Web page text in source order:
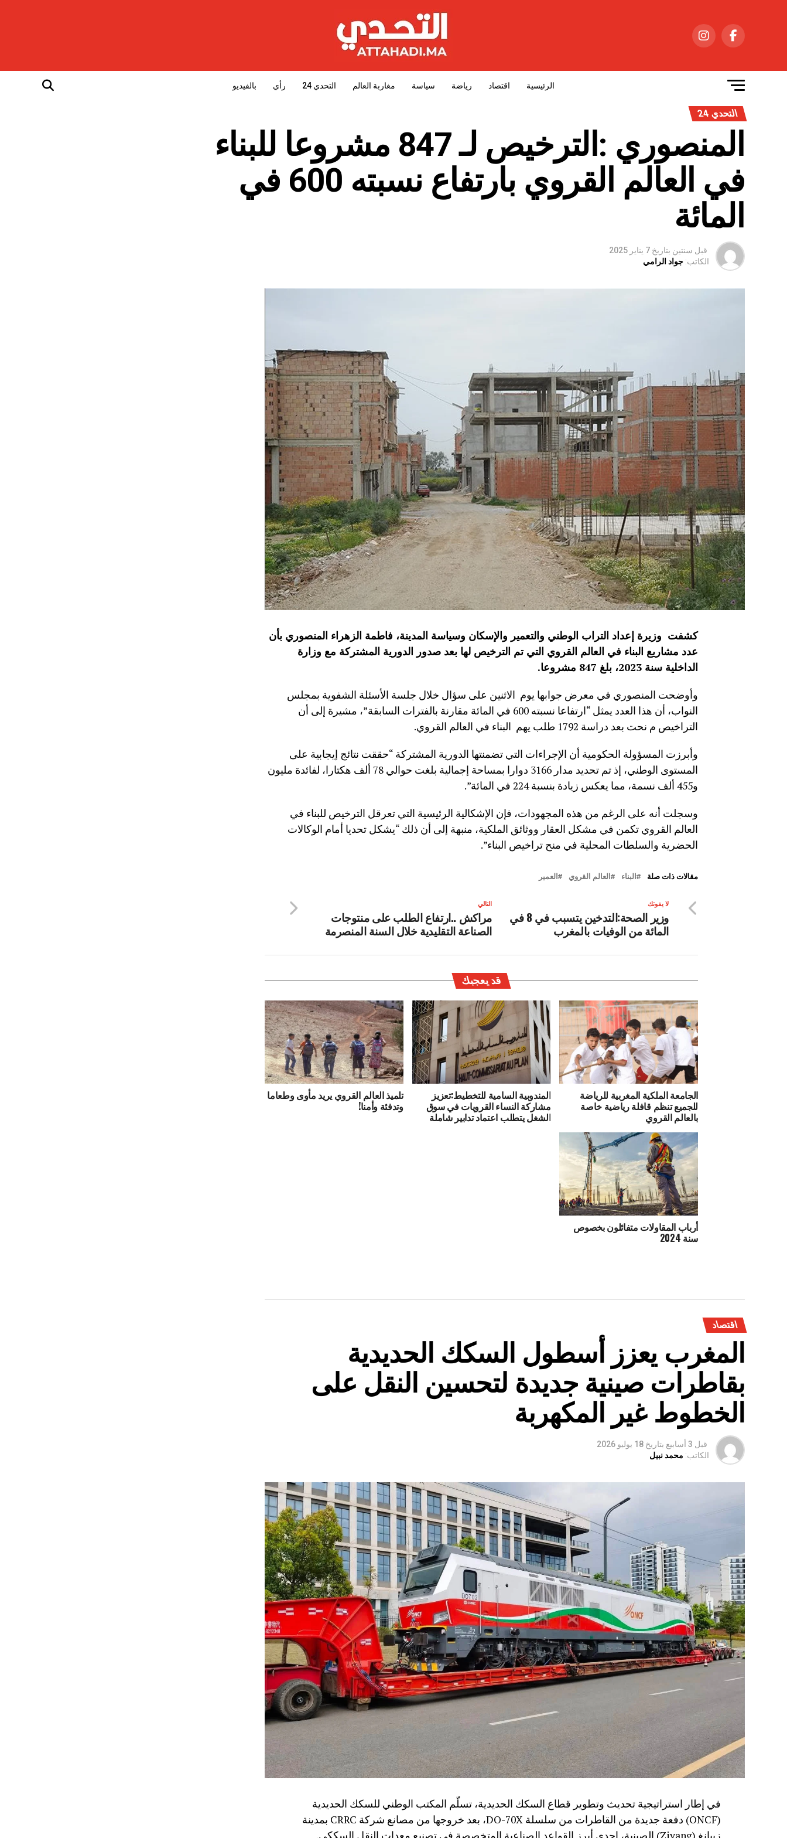
الرئيسية اقتصاد رياضة سياسة مغاربة العالم التحدي 24 رأي بالفيديو
التحدي 24
المنصوري :الترخيص لـ 847 مشروعا للبناء
في العالم القروي بارتفاع نسبته 600 في
المائة
قبل سنتين بتاريخ 7 يناير 2025
الكاتب: جواد الرامي
كشفت وزيرة إعداد التراب الوطني والتعمير والإسكان وسياسة المدينة، فاطمة الزهراء المنصوري بأن
عدد مشاريع البناء في العالم القروي التي تم الترخيص لها بعد صدور الدورية المشتركة مع وزارة
الداخلية سنة 2023، بلغ 847 مشروعا
.
وأوضحت المنصوري في معرض جوابها يوم الاثنين على سؤال خلال جلسة الأسئلة الشفوية بمجلس
النواب، أن هذا العدد يمثل “ارتفاعا نسبته 600 في المائة مقارنة بالفترات السابقة”، مشيرة إلى أن
التراخيص م نحت بعد دراسة 1792 طلب يهم البناء في العالم القروي.
وأبرزت المسؤولة الحكومية أن الإجراءات التي تضمنتها الدورية المشتركة “حققت نتائج إيجابية على
المستوى الوطني، إذ تم تحديد مدار 3166 دوارا بمساحة إجمالية بلغت حوالي 78 ألف هكتارا، لفائدة مليون
و455 ألف نسمة، مما يعكس زيادة بنسبة 224 في المائة”.
وسجلت أنه على الرغم من هذه المجهودات، فإن الإشكالية الرئيسية التي تعرقل الترخيص للبناء في
العالم القروي تكمن في مشكل العقار ووثائق الملكية، منبهة إلى أن ذلك “يشكل تحديا أمام الوكالات
الحضرية والسلطات المحلية في منح تراخيص البناء”.
مقالات ذات صلة البناء العالم القروي العمير
التالي
مراكش ..ارتفاع الطلب على منتوجات
الصناعة التقليدية خلال السنة المنصرمة
لا يفوتك
وزير الصحة:التدخين يتسبب في 8 في
المائة من الوفيات بالمغرب
قد يعجبك
الجامعة الملكية المغربية للرياضة
للجميع تنظم قافلة رياضية خاصة
بالعالم القروي
المندوبية السامية للتخطيط:تعزيز
مشاركة النساء القرويات في سوق
الشغل يتطلب اعتماد تدابير شاملة
تلميذ العالم القروي يريد مأوى وطعاما
وتدفئة وأمنا!
أرباب المقاولات متفائلون بخصوص
سنة 2024
اقتصاد
المغرب يعزز أسطول السكك الحديدية
بقاطرات صينية جديدة لتحسين النقل على
الخطوط غير المكهربة
قبل 3 أسابيع بتاريخ 18 يوليو 2026
الكاتب: محمد نبيل
في إطار استراتيجية تحديث وتطوير قطاع السكك الحديدية، تسلّم المكتب الوطني للسكك الحديدية
(ONCF) دفعة جديدة من القاطرات من سلسلة DO-70X، بعد خروجها من مصانع شركة CRRC بمدينة
زييانغ (Ziyang) الصينية، إحدى أبرز القواعد الصناعية المتخصصة في تصنيع معدات النقل السككي.